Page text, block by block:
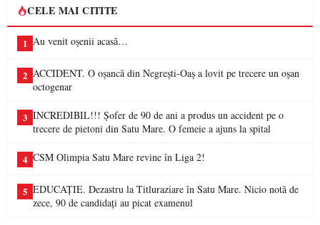
CELE MAI CITITE
1 Au venit oșenii acasă…
2 ACCIDENT. O oșancă din Negrești-Oaș a lovit pe trecere un oșan
octogenar
3 INCREDIBIL!!! Șofer de 90 de ani a produs un accident pe o
trecere de pietoni din Satu Mare. O femeie a ajuns la spital
4 CSM Olimpia Satu Mare revine în Liga 2!
5 EDUCAȚIE. Dezastru la Titluraziare în Satu Mare. Nicio notă de
zece, 90 de candidați au picat examenul